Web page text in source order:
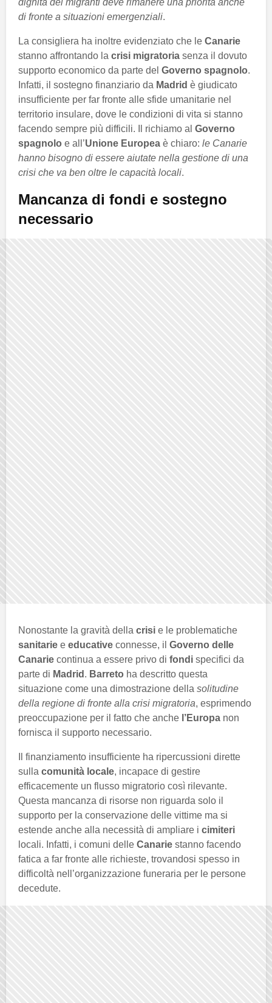
dignità dei migranti deve rimanere una priorità anche
di fronte a situazioni emergenziali.
La consigliera ha inoltre evidenziato che le Canarie
stanno affrontando la crisi migratoria senza il dovuto
supporto economico da parte del Governo spagnolo.
Infatti, il sostegno finanziario da Madrid è giudicato
insufficiente per far fronte alle sfide umanitarie nel
territorio insulare, dove le condizioni di vita si stanno
facendo sempre più difficili. Il richiamo al Governo
spagnolo e all’Unione Europea è chiaro: le Canarie
hanno bisogno di essere aiutate nella gestione di una
crisi che va ben oltre le capacità locali.
Mancanza di fondi e sostegno
necessario
Nonostante la gravità della crisi e le problematiche
sanitarie e educative connesse, il Governo delle
Canarie continua a essere privo di fondi specifici da
parte di Madrid . Barreto ha descritto questa
situazione come una dimostrazione della solitudine
della regione di fronte alla crisi migratoria, esprimendo
preoccupazione per il fatto che anche l’Europa non
fornisca il supporto necessario.
Il finanziamento insufficiente ha ripercussioni dirette
sulla comunità locale, incapace di gestire
efficacemente un flusso migratorio così rilevante.
Questa mancanza di risorse non riguarda solo il
supporto per la conservazione delle vittime ma si
estende anche alla necessità di ampliare i cimiteri
locali. Infatti, i comuni delle Canarie stanno facendo
fatica a far fronte alle richieste, trovandosi spesso in
difficoltà nell’organizzazione funeraria per le persone
decedute.